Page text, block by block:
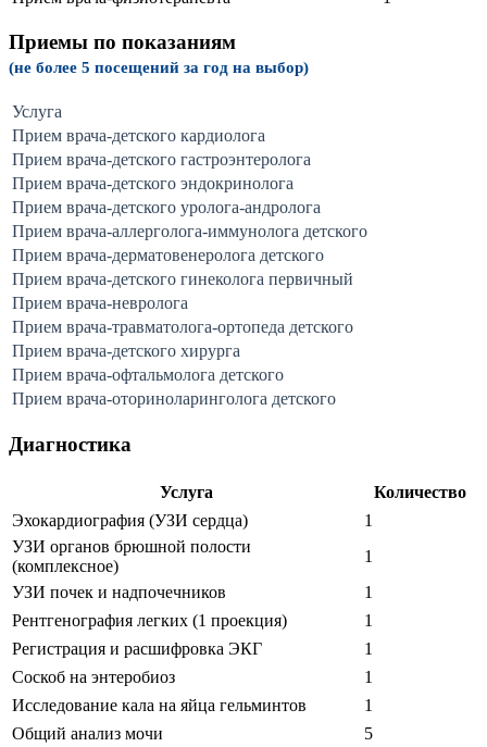
Приемы по показаниям
(не более 5 посещений за год на выбор)
Услуга
Прием врача-детского кардиолога
Прием врача-детского гастроэнтеролога
Прием врача-детского эндокринолога
Прием врача-детского уролога-андролога
Прием врача-аллерголога-иммунолога детского
Прием врача-дерматовенеролога детского
Прием врача-детского гинеколога первичный
Прием врача-невролога
Прием врача-травматолога-ортопеда детского
Прием врача-детского хирурга
Прием врача-офтальмолога детского
Прием врача-оториноларинголога детского
Диагностика
Услуга
Количество
Эхокардиография (УЗИ сердца)
1
УЗИ органов брюшной полости
(комплексное)
1
УЗИ почек и надпочечников
1
Рентгенография легких (1 проекция)
1
Регистрация и расшифровка ЭКГ
1
Соскоб на энтеробиоз
1
Исследование кала на яйца гельминтов
1
Общий анализ мочи
5